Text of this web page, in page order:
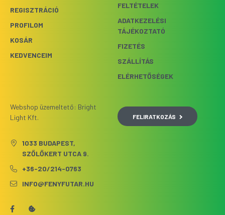
REGISZTRÁCIÓ
PROFILOM
KOSÁR
KEDVENCEIM
FELTÉTELEK
ADATKEZELÉSI
TÁJÉKOZTATÓ
FIZETÉS
SZÁLLÍTÁS
ELÉRHETŐSÉGEK
Webshop üzemeltető: Bright
Light Kft.
1033 BUDAPEST,
SZŐLŐKERT UTCA 9.
+36-20/214-0763
INFO@FENYFUTAR.HU
FELIRATKOZÁS